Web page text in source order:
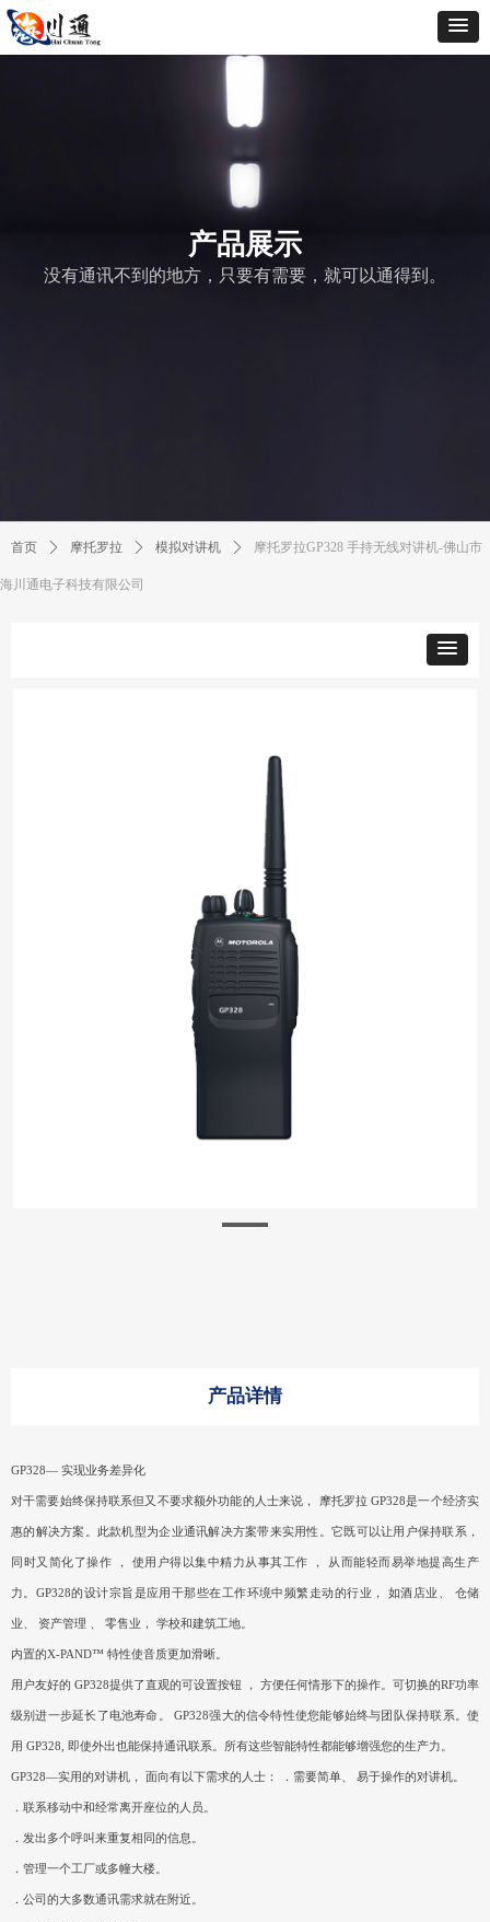
GP328— 实现业务差异化
对干需要始终保持联系但又不要求额外功能的人士来说， 摩托罗拉 GP328是一个经济实
惠的解决方案。此款机型为企业通讯解决方案带来实用性。它既可以让用户保持联系，
同时又简化了操作 ， 使用户得以集中精力从事其工作 ， 从而能轻而易举地提高生产
力。GP328的设计宗旨是应用干那些在工作环境中频繁走动的行业， 如酒店业、 仓储
业、 资产管理 、 零售业， 学校和建筑工地。
内置的X-PAND™ 特性使音质更加滑晰。
用户友好的 GP328提供了直观的可设置按钮 ， 方便任何情形下的操作。可切换的RF功率
级别进一步延长了电池寿命。 GP328强大的信令特性使您能够始终与团队保持联系。使
用 GP328, 即使外出也能保持通讯联系。所有这些智能特性都能够增强您的生产力。
GP328—实用的对讲机， 面向有以下需求的人士： ．需要简单、 易于操作的对讲机。
．联系移动中和经常离开座位的人员。
．发出多个呼叫来重复相同的信息。
．管理一个工厂或多幢大楼。
．公司的大多数通讯需求就在附近。
产品详情
首页 ꄲ 摩托罗拉 ꄲ 模拟对讲机 ꄲ 摩托罗拉GP328 手持无线对讲机-佛山市
海川通电子科技有限公司
产品展示
没有通讯不到的地方，只要有需要，就可以通得到。